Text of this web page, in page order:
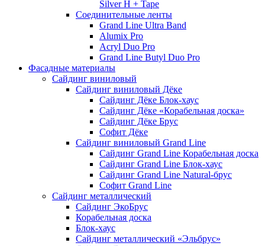
Silver H + Tape
Соединительные ленты
Grand Line Ultra Band
Alumix Pro
Acryl Duo Pro
Grand Line Butyl Duo Pro
Фасадные материалы
Сайдинг виниловый
Сайдинг виниловый Дёке
Сайдинг Дёке Блок-хаус
Сайдинг Дёке «Корабельная доска»
Сайдинг Дёке Брус
Софит Дёке
Сайдинг виниловый Grand Line
Сайдинг Grand Line Корабельная доска
Сайдинг Grand Line Блок-хаус
Сайдинг Grand Line Natural-брус
Софит Grand Line
Сайдинг металлический
Сайдинг ЭкоБрус
Корабельная доска
Блок-хаус
Сайдинг металлический «Эльбрус»